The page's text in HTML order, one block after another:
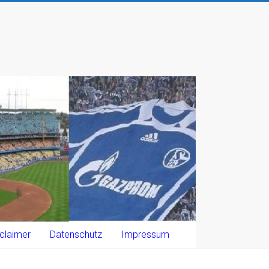
Datenschutz Impressum